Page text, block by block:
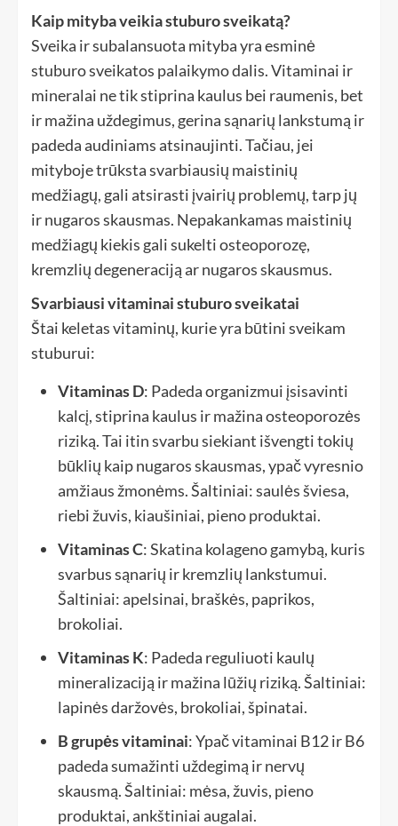
Kaip mityba veikia stuburo sveikatą?
Sveika ir subalansuota mityba yra esminė
stuburo sveikatos palaikymo dalis. Vitaminai ir
mineralai ne tik stiprina kaulus bei raumenis, bet
ir mažina uždegimus, gerina sąnarių lankstumą ir
padeda audiniams atsinaujinti. Tačiau, jei
mityboje trūksta svarbiausių maistinių
medžiagų, gali atsirasti įvairių problemų, tarp jų
ir nugaros skausmas. Nepakankamas maistinių
medžiagų kiekis gali sukelti osteoporozę,
kremzlių degeneraciją ar nugaros skausmus.
Svarbiausi vitaminai stuburo sveikatai
Štai keletas vitaminų, kurie yra būtini sveikam
stuburui:
Vitaminas D: Padeda organizmui įsisavinti
kalcį, stiprina kaulus ir mažina osteoporozės
riziką. Tai itin svarbu siekiant išvengti tokių
būklių kaip nugaros skausmas, ypač vyresnio
amžiaus žmonėms. Šaltiniai: saulės šviesa,
riebi žuvis, kiaušiniai, pieno produktai.
Vitaminas C: Skatina kolageno gamybą, kuris
svarbus sąnarių ir kremzlių lankstumui.
Šaltiniai: apelsinai, braškės, paprikos,
brokoliai.
Vitaminas K: Padeda reguliuoti kaulų
mineralizaciją ir mažina lūžių riziką. Šaltiniai:
lapinės daržovės, brokoliai, špinatai.
B grupės vitaminai: Ypač vitaminai B12 ir B6
padeda sumažinti uždegimą ir nervų
skausmą. Šaltiniai: mėsa, žuvis, pieno
produktai, ankštiniai augalai.